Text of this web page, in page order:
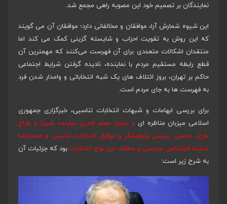
نمایندگان بر تصمیم خود این مصوبه راهی مجمع شد.
این شیوه شمارش آرا، موافقان و مخالفانی دارد؛ موافقان آن می گویند
که این روش به تقویت احزاب و شایسته گزینی کمک می کند اما
منتقدان اشکالات متعددی برای آن فهرست می‌کنند که مهمترین آن
قطع رابطه مستقیم مردم با نماینده، نادیده گرفتن شرایط اجتماعی
حاکم بر تهران، بروز ائتلاف های یک شبه انتخاباتی و وامدار شدن فرد
به فهرست ها به جای مردم است.
برای بررسی ابهامات و شبهات انتخابات تناسبی، خبرگزاری جمهوری
اسلامی میزبان مناظره ایبا حضور جعفر قادری نماینده شیراز و طراح
طرح، مجتبی رییسی پژوهشگر و موافق انتخابات تناسبی و محمدرضا
شمسا کارشناس سیاسی و مخالف این نوع انتخابات بود که جزئیات آن
به شرح زیر است: